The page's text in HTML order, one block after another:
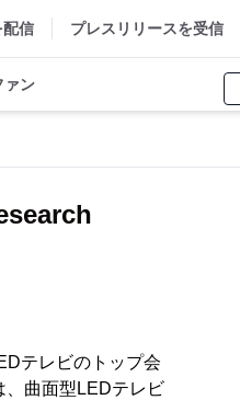
配信 プレスリリースを受信
ァン
テレビのトップ会
、曲面型LEDテレビ